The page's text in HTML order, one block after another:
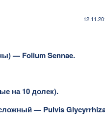
— Folium Sennae.
на 10 долек).
— Pulvis